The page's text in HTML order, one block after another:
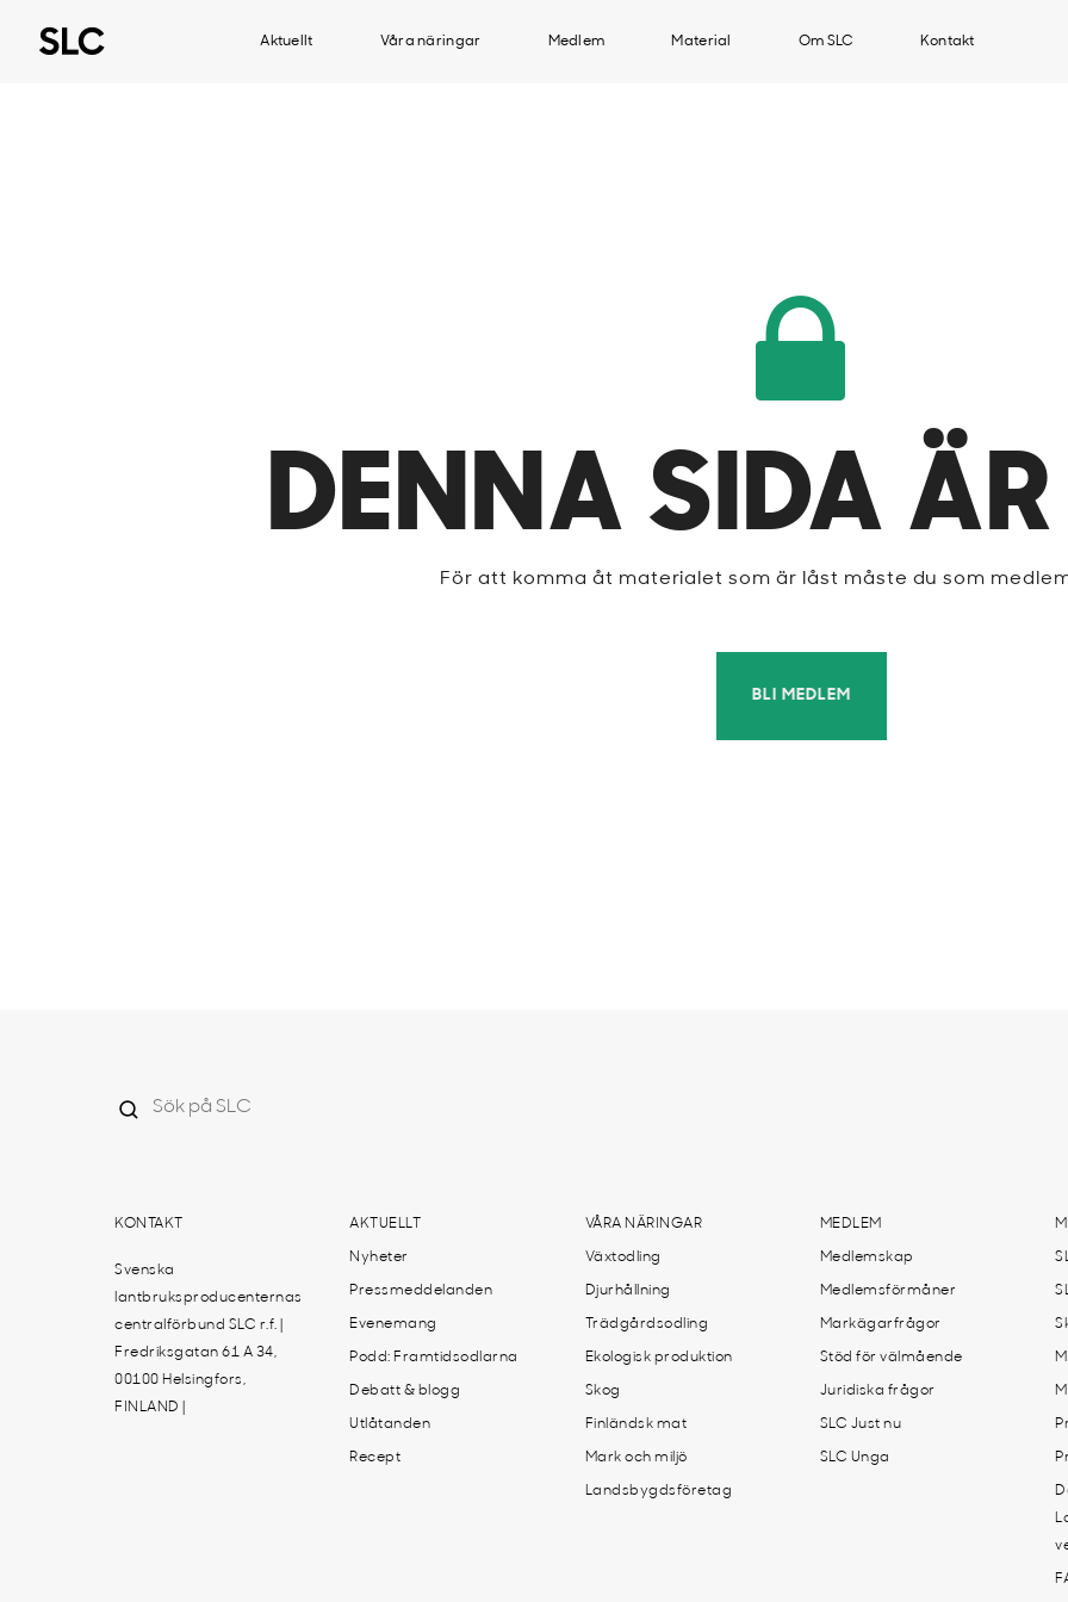
Aktuellt Våra näringar Medlem Material Om SLC Kontakt
DENNA SIDA
För att komma åt materialet som är låst måste du som
BLI MEDLEM
KONTAKT
Svenska
lantbruksproducenternas
centralförbund SLC r.f. |
Fredriksgatan 61 A 34,
00100 Helsingfors,
FINLAND |
AKTUELLT
Nyheter
Pressmeddelanden
Evenemang
Podd: Framtidsodlarna
Debatt & blogg
Utlåtanden
Recept
VÅRA NÄRINGAR
Växtodling
Djurhållning
Trädgårdsodling
Ekologisk produktion
Skog
Finländsk mat
Mark och miljö
Landsbygdsföretag
MEDLEM
Medlemskap
Medlemsförmåner
Markägarfrågor
Stöd för välmående
Juridiska frågor
SLC Just nu
SLC Unga